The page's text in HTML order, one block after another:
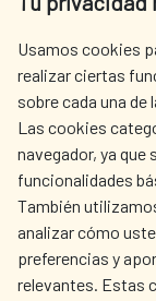
Usamos cookies
realizar ciertas
sobre cada una
Las cookies
navegador, ya
funcionalidades
También
analizar cómo
preferencias y
relevantes. Estas
LA
ACCIÓN
CULTURA Y